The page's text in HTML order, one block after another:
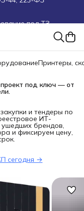
или в чат
и под заказ
Принтеры,
под ключ — от
и тендеры по
ИТ-
брендов,
и фиксируем цену,
сегодня →